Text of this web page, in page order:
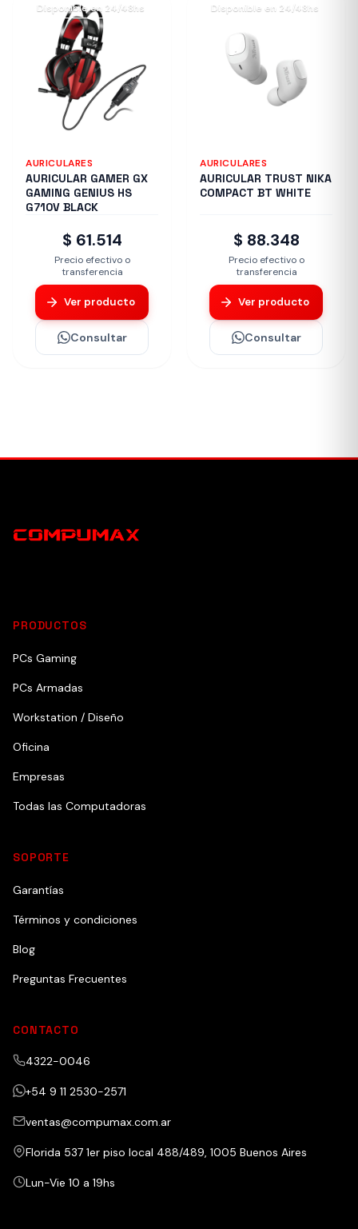
Disponible en 24/48hs
AURICULARES
AURICULAR GAMER GX
GAMING GENIUS HS
G710V BLACK
$ 61.514
Precio efectivo o
transferencia
Ver producto
Consultar
Disponible en 24/48hs
AURICULARES
AURICULAR TRUST NIKA
COMPACT BT WHITE
$ 88.348
Precio efectivo o
transferencia
Ver producto
Consultar
PRODUCTOS
PCs Gaming
PCs Armadas
Workstation / Diseño
Oficina
Empresas
Todas las Computadoras
SOPORTE
Garantías
Términos y condiciones
Blog
Preguntas Frecuentes
CONTACTO
4322-0046
+54 9 11 2530-2571
ventas@compumax.com.ar
Florida 537 1er piso local 488/489, 1005 Buenos Aires
Lun-Vie 10 a 19hs